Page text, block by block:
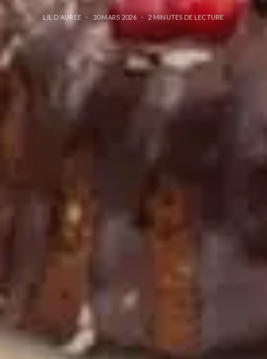
LIL D'AURÉE 30 MARS 2026 2 MINUTES DE LECTURE